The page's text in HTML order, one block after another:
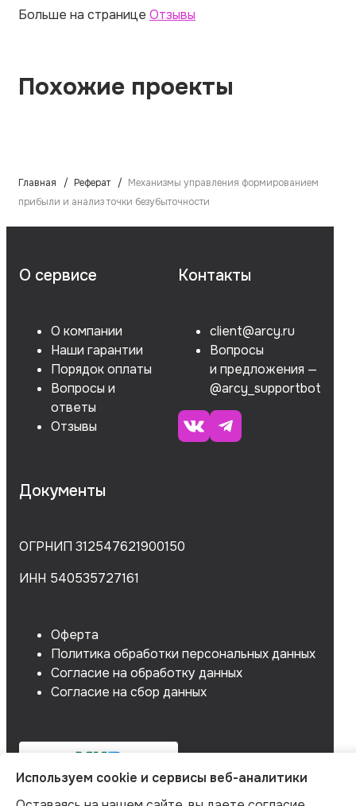
Больше на странице Отзывы
Похожие проекты
Главная Реферат
Механизмы управления формированием
прибыли и анализ точки безубыточности
О сервисе
О компании
Наши гарантии
Порядок оплаты
Вопросы и
ответы
Отзывы
Контакты
client@arcy.ru
Вопросы
и предложения —
@arcy_supportbot
Документы
ОГРНИП 312547621900150
ИНН 540535727161
Оферта
Политика обработки персональных данных
Согласие на обработку данных
Согласие на сбор данных
Используем cookie и сервисы веб-аналитики